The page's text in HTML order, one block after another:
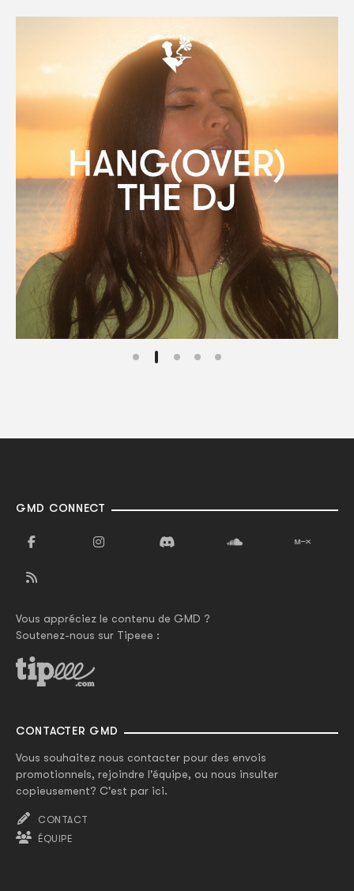
GMD CONNECT
Vous appréciez le contenu de GMD ?
Soutenez-nous sur Tipeee :
CONTACTER GMD
Vous souhaitez nous contacter pour des envois
promotionnels, rejoindre l'équipe, ou nous insulter
copieusement? C'est par ici.
CONTACT
ÉQUIPE